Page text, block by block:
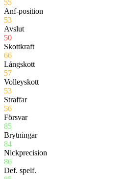
55
Anf-position
53
Avslut
50
Skottkraft
66
Långskott
57
Volleyskott
53
Straffar
56
Försvar
85
Brytningar
84
Nickprecision
86
Def. spelf.